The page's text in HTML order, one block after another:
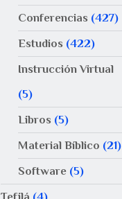
Conferencias (427)
Estudios (422)
Instrucción Virtual
(5)
Libros (5)
Material Bíblico (21)
Software(5)